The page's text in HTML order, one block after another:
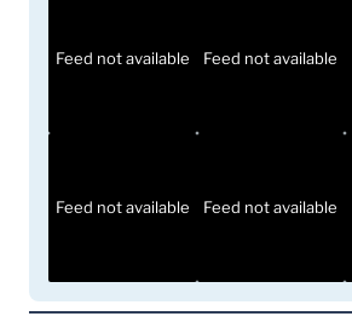
Feed not available Feed not available
Feed not available Feed not available